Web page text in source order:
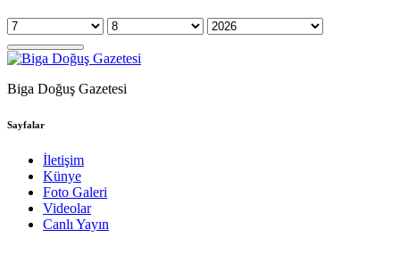
Biga Doğuş Gazetesi
Sayfalar
İletişim
Künye
Foto Galeri
Videolar
Canlı Yayın